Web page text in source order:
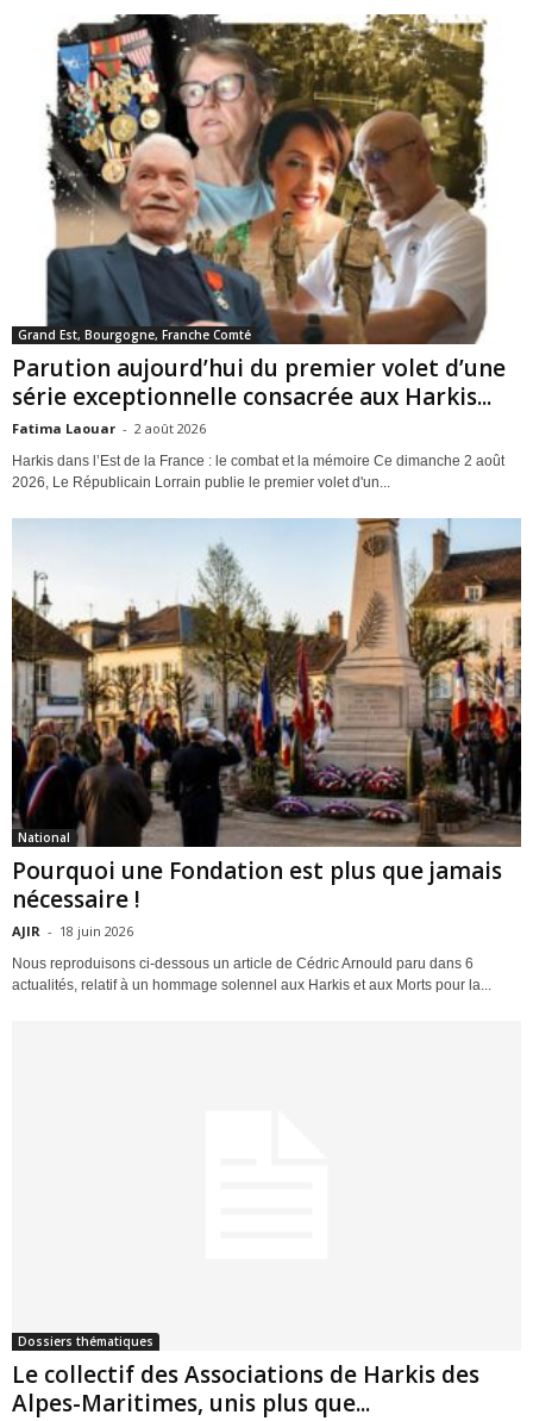
Grand Est, Bourgogne, Franche Comté
Parution aujourd’hui du premier volet d’une
série exceptionnelle consacrée aux Harkis...
Fatima Laouar - 2 août 2026
Harkis dans l’Est de la France : le combat et la mémoire Ce dimanche 2 août
2026, Le Républicain Lorrain publie le premier volet d'un...
National
Pourquoi une Fondation est plus que jamais
nécessaire !
AJIR - 18 juin 2026
Nous reproduisons ci-dessous un article de Cédric Arnould paru dans 6
actualités, relatif à un hommage solennel aux Harkis et aux Morts pour la...
Dossiers thématiques
Le collectif des Associations de Harkis des
Alpes-Maritimes, unis plus que...